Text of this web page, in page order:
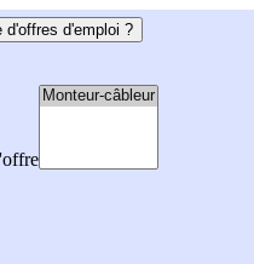
d'offres d'emploi ?